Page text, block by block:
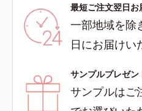
最短ご注文翌日お
一部地域を除
日にお届けい
サンプルプレゼン
サンプルはご